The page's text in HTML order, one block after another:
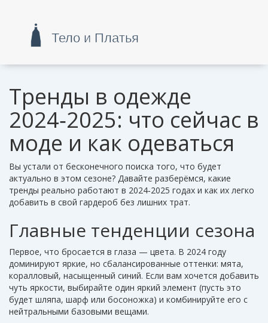
Тренды в одежде
2024‑2025: что сейчас в
моде и как одеваться
Вы устали от бесконечного поиска того, что будет
актуально в этом сезоне? Давайте разберёмся, какие
тренды реально работают в 2024‑2025 годах и как их легко
добавить в свой гардероб без лишних трат.
Главные тенденции сезона
Первое, что бросается в глаза — цвета. В 2024 году
доминируют яркие, но сбалансированные оттенки: мята,
коралловый, насыщенный синий. Если вам хочется добавить
чуть яркости, выбирайте один яркий элемент (пусть это
будет шляпа, шарф или босоножка) и комбинируйте его с
нейтральными базовыми вещами.